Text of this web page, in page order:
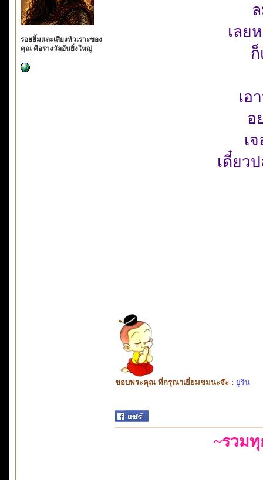
รอยยิ้มและเสียงหัวเราะของ
คุณ คือรางวัลอันยิ่งใหญ่
เลย
เอ
อ
เ
เดี๋ยว
ขอบพระคุณ ที่กรุณาเยี่ยมชมนะจ๊ะ : ยูริน
~รวม